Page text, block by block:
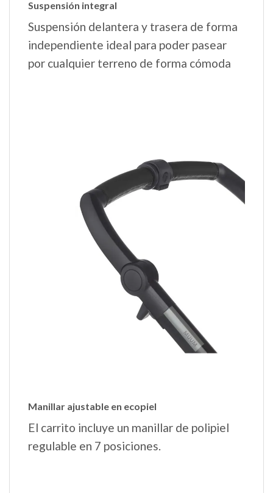
Suspensión integral
Suspensión delantera y trasera de forma
independiente ideal para poder pasear
por cualquier terreno de forma cómoda
Manillar ajustable en ecopiel
El carrito incluye un manillar de polipiel
regulable en 7 posiciones.